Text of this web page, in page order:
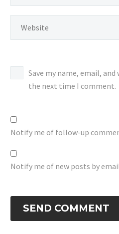
Save my name, email,
the next time I comment.
Notify me of follow-up
Notify me of new posts by
SEND COMMENT